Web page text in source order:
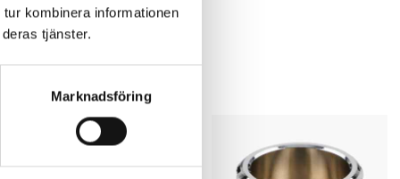
kombinera informationen
tjänster.
Marknadsföring